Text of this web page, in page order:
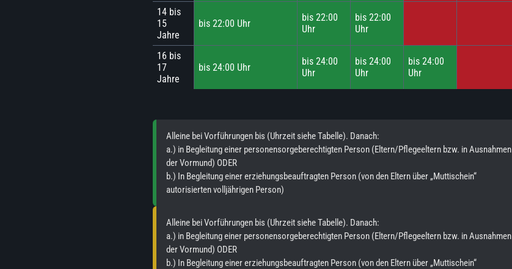
14 bis
15
Jahre
bis 22:00 Uhr
bis 22:00
Uhr
bis 22:00
Uhr
16 bis
17
Jahre
bis 24:00 Uhr
bis 24:00
Uhr
bis 24:00
Uhr
bis 24:00
Uhr
Alleine bei Vorführungen bis (Uhrzeit siehe Tabelle). Danach:
a.) in Begleitung einer personensorgeberechtigten Person (Eltern/Pflegeeltern bzw. in Ausnahmen
der Vormund) ODER
b.) In Begleitung einer erziehungsbeauftragten Person (von den Eltern über „Muttischein“
autorisierten volljährigen Person)
Alleine bei Vorführungen bis (Uhrzeit siehe Tabelle). Danach:
a.) in Begleitung einer personensorgeberechtigten Person (Eltern/Pflegeeltern bzw. in Ausnahmen
der Vormund) ODER
b.) In Begleitung einer erziehungsbeauftragten Person (von den Eltern über „Muttischein“